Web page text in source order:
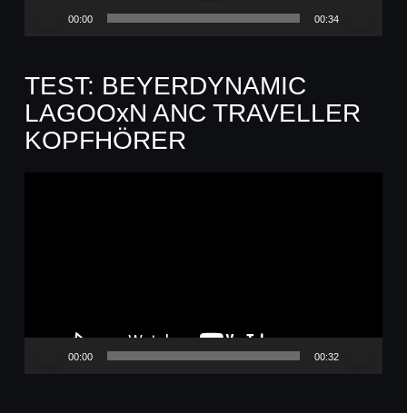
00:00 00:34
TEST: BEYERDYNAMIC
LAGOOxN ANC TRAVELLER
KOPFHÖRER
00:00 00:32